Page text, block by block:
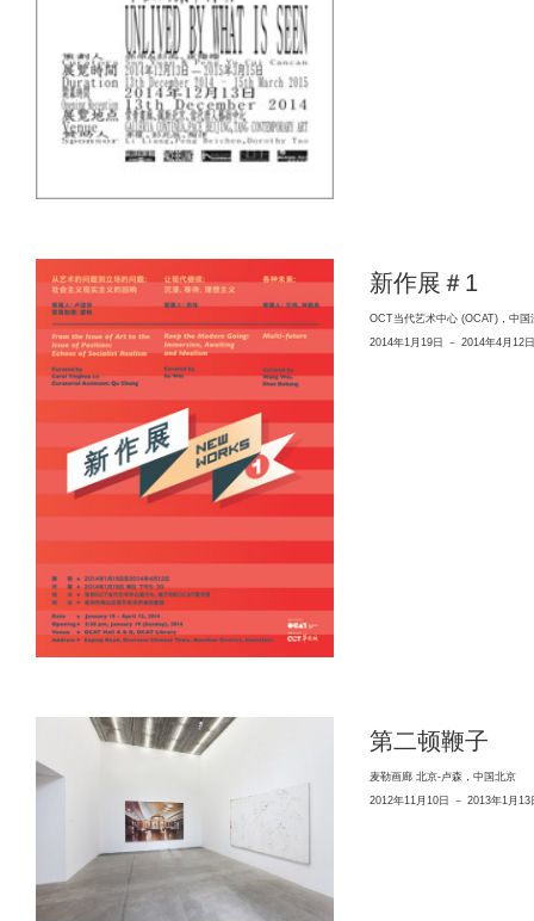
新作展＃1
OCT当代艺术中心 (OCAT)，中国
2014年1月19日 － 2014年4月12日
第二顿鞭子
麦勒画廊 北京-卢森，中国北京
2012年11月10日 － 2013年1月13